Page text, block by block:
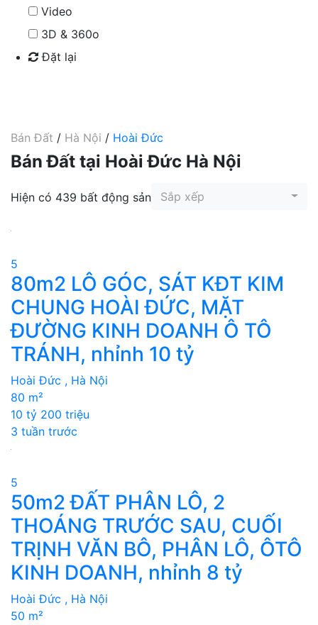
Video
3D & 360o
Đặt lại
Bán Đất / Hà Nội / Hoài Đức
Bán Đất tại Hoài Đức Hà Nội
Hiện có 439 bất động sản Sắp xếp
5
80m2 LÔ GÓC, SÁT KĐT KIM
CHUNG HOÀI ĐỨC, MẶT
ĐƯỜNG KINH DOANH Ô TÔ
TRÁNH, nhỉnh 10 tỷ
Hoài Đức , Hà Nội
80 m²
10 tỷ 200 triệu
3 tuần trước
5
50m2 ĐẤT PHÂN LÔ, 2
THOÁNG TRƯỚC SAU, CUỐI
TRỊNH VĂN BÔ, PHÂN LÔ, ÔTÔ
KINH DOANH, nhỉnh 8 tỷ
Hoài Đức , Hà Nội
50 m²